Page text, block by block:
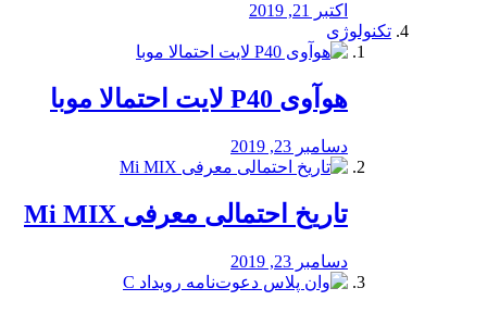
اکتبر 21, 2019
تکنولوژی
هوآوی P40 لایت احتمالا موبا
دسامبر 23, 2019
تاریخ احتمالی معرفی Mi MIX
دسامبر 23, 2019